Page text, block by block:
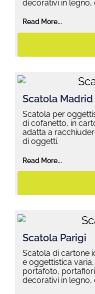
decorativi in legno,
Read More...
Scatola Madrid
Scatola per
di cofanetto, in
adatta a
di oggetti.
Read More...
Scatola Parigi
Scatola di cartone
e oggettistica
portafoto,
decorativi in legno,